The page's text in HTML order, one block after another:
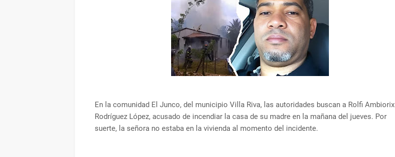
En la comunidad El Junco, del municipio Villa Riva, las autoridades buscan a Rolfi Ambiorix
Rodríguez López, acusado de incendiar la casa de su madre en la mañana del jueves. Por
suerte, la señora no estaba en la vivienda al momento del incidente.